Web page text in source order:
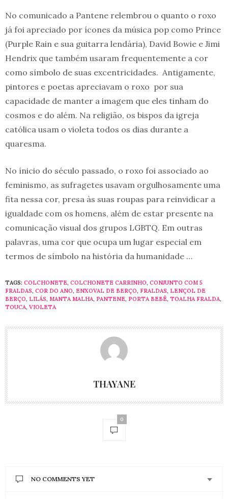
No comunicado a Pantene relembrou o quanto o roxo
já foi apreciado por ícones da música pop como Prince
(Purple Rain e sua guitarra lendária), David Bowie e Jimi
Hendrix que também usaram frequentemente a cor
como símbolo de suas excentricidades. Antigamente,
pintores e poetas apreciavam o roxo por sua
capacidade de manter a imagem que eles tinham do
cosmos e do além. Na religião, os bispos da igreja
católica usam o violeta todos os dias durante a
quaresma.
No ínicio do século passado, o roxo foi associado ao
feminismo, as sufragetes usavam orgulhosamente uma
fita nessa cor, presa às suas roupas para reinvidicar a
igualdade com os homens, além de estar presente na
comunicação visual dos grupos LGBTQ. Em outras
palavras, uma cor que ocupa um lugar especial em
termos de símbolo na história da humanidade …
TAGS: COLCHONETE, COLCHONETE CARRINHO, CONJUNTO COM 5
FRALDAS, COR DO ANO, ENXOVAL DE BERÇO, FRALDAS, LENÇOL DE
BERÇO, LILÁS, MANTA MALHA, PANTENE, PORTA BEBÊ, TOALHA FRALDA,
TOUCA, VIOLETA
THAYANE
0
NO COMMENTS YET